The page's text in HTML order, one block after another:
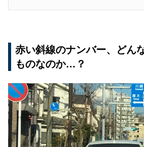
赤い斜線のナンバー、どん
ものなのか…？